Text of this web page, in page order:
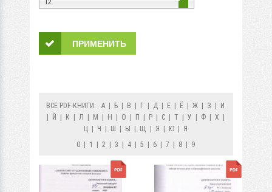
ВСЕ PDF-КНИГИ: А Б В Г Д Е Ё Ж З
И
Й К Л М Н О П Р С Т У Ф Х
Ц
Ч Ш Ы Щ Э Ю
Я
0
1 2 3 4 5 6 7 8 9